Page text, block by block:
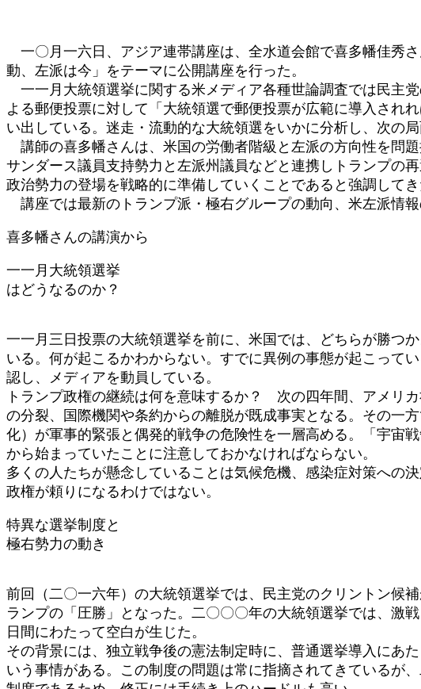
一〇月一六日、アジア連帯講座は、全水道会館で喜多幡佳秀
動、左派は今」をテーマに公開講座を行った。
一一月大統領選挙に関する米メディア各種世論調査では民主
よる郵便投票に対して「大統領選で郵便投票が広範に導入され
い出している。迷走・流動的な大統領選をいかに分析し、次の局
講師の喜多幡さんは、米国の労働者階級と左派の方向性を問
サンダース議員支持勢力と左派州議員などと連携しトランプの
政治勢力の登場を戦略的に準備していくことであると強調してき
講座では最新のトランプ派・極右グループの動向、米左派情報
喜多幡さんの講演から
一一月大統領選挙
はどうなるのか？
一一月三日投票の大統領選挙を前に、米国では、どちらが勝つ
いる。何が起こるかわからない。すでに異例の事態が起こって
認し、メディアを動員している。
トランプ政権の継続は何を意味するか？ 次の四年間、アメリ
の分裂、国際機関や条約からの離脱が既成事実となる。その一
化）が軍事的緊張と偶発的戦争の危険性を一層高める。「宇宙
から始まっていたことに注意しておかなければならない。
多くの人たちが懸念していることは気候危機、感染症対策への
政権が頼りになるわけではない。
特異な選挙制度と
極右勢力の動き
前回（二〇一六年）の大統領選挙では、民主党のクリントン候
ランプの「圧勝」となった。二〇〇〇年の大統領選挙では、激
日間にわたって空白が生じた。
その背景には、独立戦争後の憲法制定時に、普通選挙導入にあ
いう事情がある。この制度の問題は常に指摘されてきているが